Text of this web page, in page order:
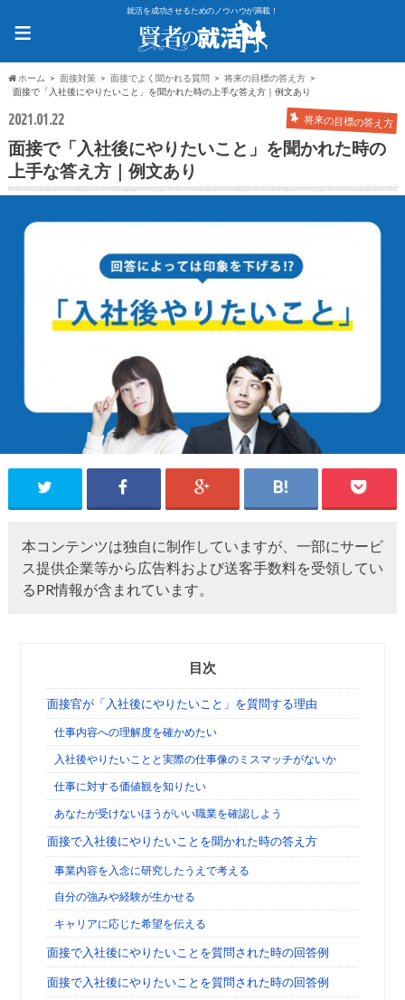
就活を成功させるためのノウハウが満載！
≡
ホーム 面接対策 面接でよく聞かれる質問
将来の目標の答え方
面接で「入社後にやりたいこと」を聞かれた時の上手な答え方｜例文あり
2021.01.22 将来の目標の答え方
面接で「入社後にやりたいこと」を聞かれた時の
上手な答え方｜例文あり
本コンテンツは独自に制作していますが、一部にサービ
ス提供企業等から広告料および送客手数料を受領してい
るPR情報が含まれています。
目次
面接官が「入社後にやりたいこと」を質問する理由
仕事内容への理解度を確かめたい
入社後やりたいことと実際の仕事像のミスマッチがないか
仕事に対する価値観を知りたい
あなたが受けないほうがいい職業を確認しよう
面接で入社後にやりたいことを聞かれた時の答え方
事業内容を入念に研究したうえで考える
自分の強みや経験が生かせる
キャリアに応じた希望を伝える
面接で入社後にやりたいことを質問された時の回答例
面接で入社後にやりたいことを質問された時の回答例